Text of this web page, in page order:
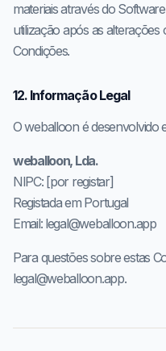
materiais através do
utilização após as alterações
Condições.
12. Informação Legal
O weballoon é desenvolvido
weballoon, Lda.
NIPC: [por registar]
Registada em Portugal
Email: legal@weballoon.app
Para questões sobre estas
legal@weballoon.app.